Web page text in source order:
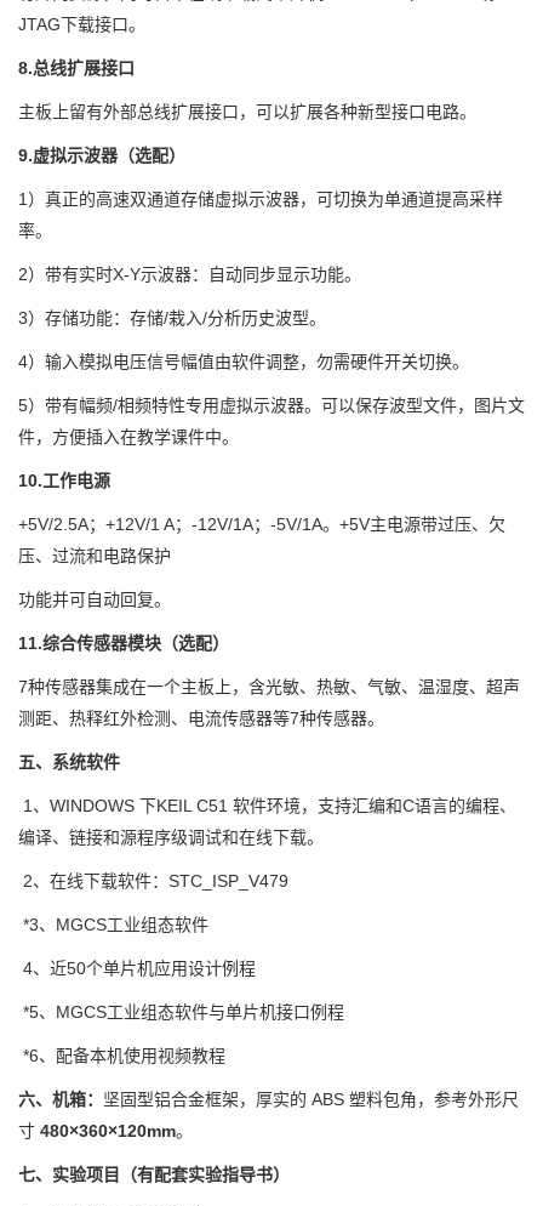
JTAG下载接口。
8.总线扩展接口
主板上留有外部总线扩展接口，可以扩展各种新型接口电路。
9.虚拟示波器（选配）
1）真正的高速双通道存储虚拟示波器，可切换为单通道提高采样
率。
2）带有实时X-Y示波器：自动同步显示功能。
3）存储功能：存储/栽入/分析历史波型。
4）输入模拟电压信号幅值由软件调整，勿需硬件开关切换。
5）带有幅频/相频特性专用虚拟示波器。可以保存波型文件，图片文
件，方便插入在教学课件中。
10.工作电源
+5V/2.5A；+12V/1 A；-12V/1A；-5V/1A。+5V主电源带过压、欠
压、过流和电路保护
功能并可自动回复。
11.综合传感器模块（选配）
7种传感器集成在一个主板上，含光敏、热敏、气敏、温湿度、超声
测距、热释红外检测、电流传感器等7种传感器。
五、系统软件
1、WINDOWS 下KEIL C51 软件环境，支持汇编和C语言的编程、
编译、链接和源程序级调试和在线下载。
2、在线下载软件：STC_ISP_V479
*3、MGCS工业组态软件
4、近50个单片机应用设计例程
*5、MGCS工业组态软件与单片机接口例程
*6、配备本机使用视频教程
六、机箱： 坚固型铝合金框架，厚实的 ABS 塑料包角，参考外形尺
寸 480×360×120mm。
七、实验项目（有配套实验指导书）